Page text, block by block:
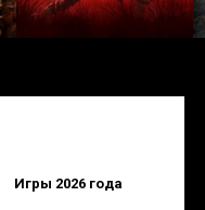
Игры 2026 года